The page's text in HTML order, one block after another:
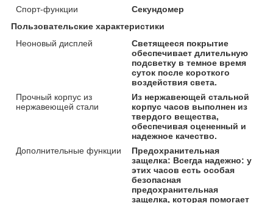
Спорт-функции
Секундомер
Пользовательские характеристики
Неоновый дисплей
Светящееся покрытие
обеспечивает длительную
подсветку в темное время
суток после короткого
воздействия света.
Прочный корпус из
нержавеющей стали
Из нержавеющей стальной
корпус часов выполнен из
твердого вещества,
обеспечивая оцененный и
надежное качество.
Дополнительные функции
Предохранительная
защелка: Всегда надежно: у
этих часов есть особая
безопасная
предохранительная
защелка, которая помогает